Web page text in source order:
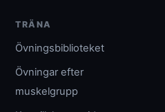
TRÄNA
Övningsbiblioteket
Övningar efter
muskelgrupp